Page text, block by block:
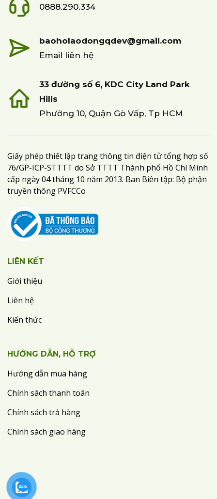
0888.290.334
baoholaodongqdev@gmail.com
Email liên hệ
33 đường số 6, KDC City Land Park
Hills
Phường 10, Quận Gò Vấp, Tp HCM
Giấy phép thiết lập trang thông tin điện tử tổng hợp số
76/GP-ICP-STTTT do Sở TTTT Thành phố Hồ Chí Minh
cấp ngày 04 tháng 10 năm 2013. Ban Biên tập: Bộ phận
truyền thông PVFCCo
LIÊN KẾT
Giới thiệu
Liên hệ
Kiến thức
HƯỚNG DẪN, HỖ TRỢ
Hướng dẫn mua hàng
Chính sách thanh toán
Chính sách trả hàng
Chính sách giao hàng